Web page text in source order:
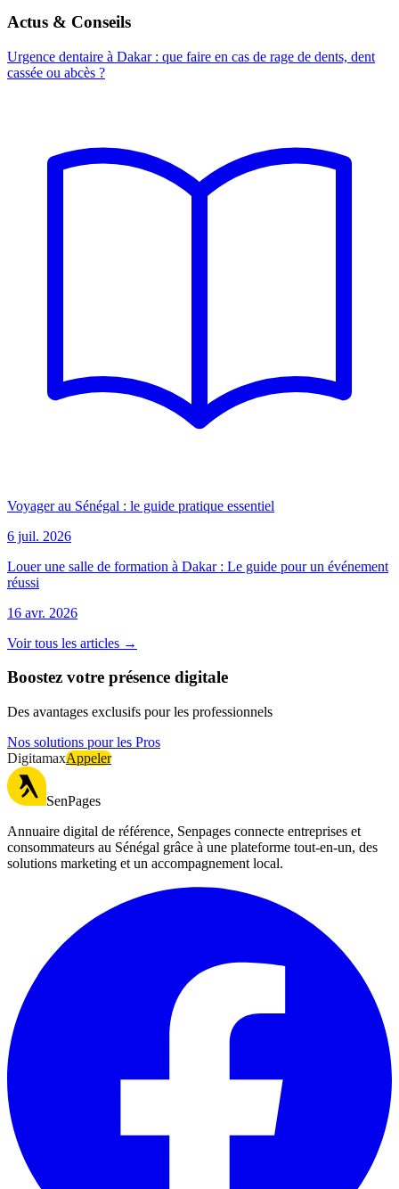
Actus & Conseils
Urgence dentaire à Dakar : que faire en cas de rage de dents, dent
cassée ou abcès ?
Voyager au Sénégal : le guide pratique essentiel
6 juil. 2026
Louer une salle de formation à Dakar : Le guide pour un événement
réussi
16 avr. 2026
Voir tous les articles →
Boostez votre présence digitale
Des avantages exclusifs pour les professionnels
Nos solutions pour les Pros
DigitamaxAppeler
SenPages
Annuaire digital de référence, Senpages connecte entreprises et
consommateurs au Sénégal grâce à une plateforme tout-en-un, des
solutions marketing et un accompagnement local.